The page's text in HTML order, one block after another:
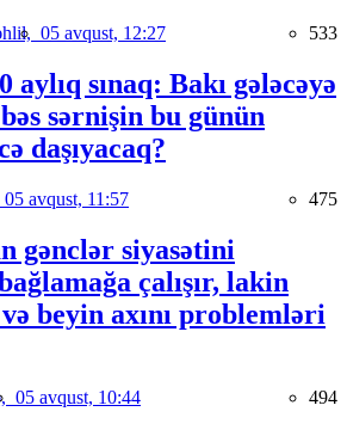
05 avqust, 12:27 533
aylıq sınaq: Bakı gələcəyə
sərnişin bu günün
daşıyacaq?
05 avqust, 11:57 475
gənclər siyasətini
çalışır, lakin
beyin axını problemləri
05 avqust, 10:44 494